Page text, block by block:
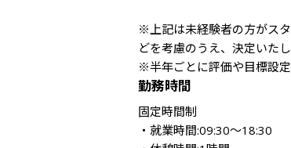
※上記は未経験者の方がス
どを考慮のうえ、決定いたし
勤務時間
固定時間制
・就業時間:09:30～18:30